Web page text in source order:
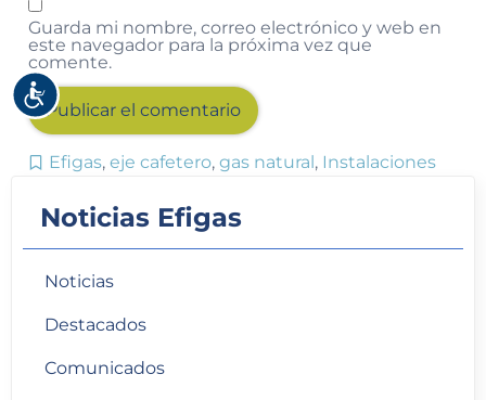
Accesibilidad
Noticias Efigas
Noticias
Destacados
Comunicados
Guarda mi nombre, correo electrónico y web en
este navegador para la próxima vez que
comente.
Alternative:
Efigas, eje cafetero, gas natural , Instalaciones